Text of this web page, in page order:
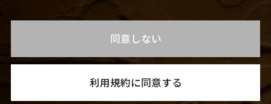
同意しない
利用規約に同意する